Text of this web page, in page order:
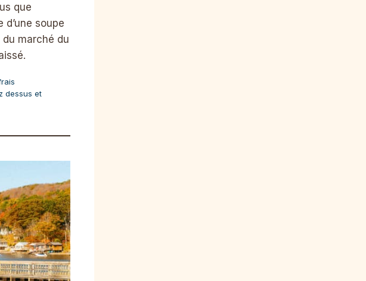
que
d’une soupe
marché du
dessus et